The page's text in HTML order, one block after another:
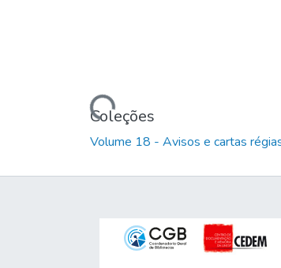
Carregando...
Coleções
Volume 18 - Avisos e cartas